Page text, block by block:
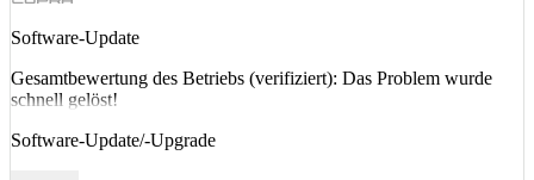
Software-Update
Gesamtbewertung des Betriebs (verifiziert): Das Problem wurde
schnell gelöst!
Software-Update/-Upgrade